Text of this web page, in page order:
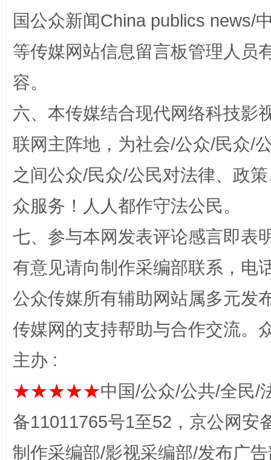
招工难、用工荒背后
网上购药对药下症？
国公众新闻China publics news/
等传媒网站信息留言板管理人员
容。
六、本传媒结合现代网络科技影
联网主阵地，为社会/公众/民众/
之间公众/民众/公民对法律、政
众服务！人人都作守法公民。
七、参与本网发表评论感言即表
有意见请向制作采编部联系，电
公众传媒所有辅助网站属多元发
传媒网的支持帮助与合作交流。
主办 :
★★★★★中国/公众/公共/全民/
备11011765号1至52，京公网安
制作采编部/影视采编部/发布广